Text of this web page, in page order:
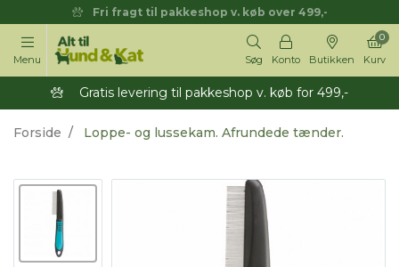
Fri fragt til pakkeshop v. køb over 499,-
Menu Søg Konto Butikken Kurv
0
Gratis levering til pakkeshop v. køb for 499,-
Forside Loppe- og lussekam. Afrundede tænder.